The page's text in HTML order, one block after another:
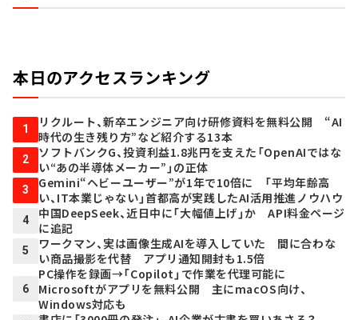
本日のアクセスランキング
1
リクルート、新卒エンジニア向け研修資料を無料公開 “AI
時代の生き残り方”など紹介する13本
2
ソフトバンクG、投資利益1.8兆円を支えた「OpenAIではな
い“あの半導体メーカー”」の正体
3
Gemini“ヘビーユーザー”が1年で10倍に 「平均年齢高
い、IT本業じゃない」首都高が実践したAI活用推進ノウハウ
4
中国DeepSeek、近日中に「大幅値上げ」か API料金ページ
に追記
5
ワークマン、実は画像生成AIを導入していた 間に合わな
い商品撮影を代替 アプリ通知開封も1.5倍
6
PC操作を録画→「Copilot」で作業を代理可能に
Microsoftがアプリを無料公開 主にmacOS向け、
Windows対応も